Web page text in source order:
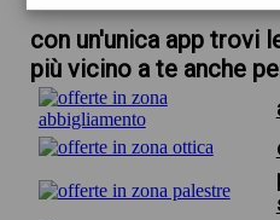
con un'unica app trovi
più vicino a te anche